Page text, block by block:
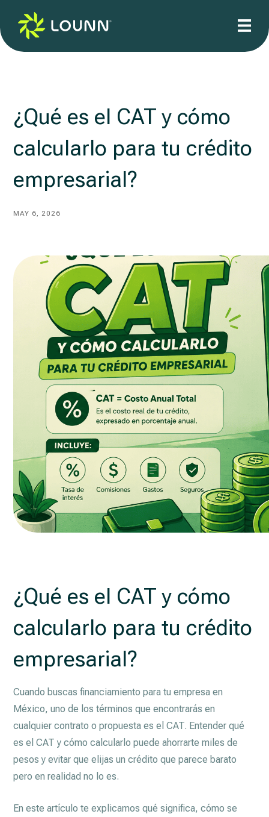
¿Qué es el CAT y cómo
calcularlo para tu crédito
empresarial?
MAY 6, 2026
¿Qué es el CAT y cómo
calcularlo para tu crédito
empresarial?
Cuando buscas financiamiento para tu empresa en
México, uno de los términos que encontrarás en
cualquier contrato o propuesta es el CAT. Entender qué
es el CAT y cómo calcularlo puede ahorrarte miles de
pesos y evitar que elijas un crédito que parece barato
pero en realidad no lo es.
En este artículo te explicamos qué significa, cómo se